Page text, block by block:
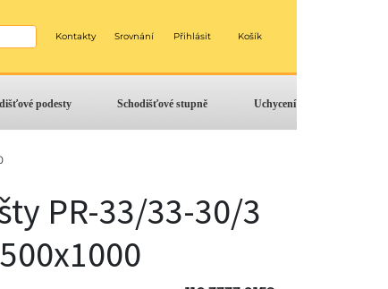
Kontakty Srovnání Přihlásit Košík
podesty Schodišťové stupně Uchycení
PR-33/33-30/3